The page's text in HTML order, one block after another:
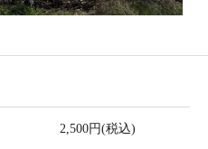
2,500円(税込)